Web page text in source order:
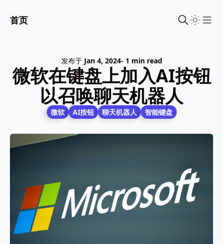
首页
发布于 Jan 4, 2024- 1 min read
微软在键盘上加入AI按钮
以召唤聊天机器人
微软 AI按钮 聊天机器人 智能键盘